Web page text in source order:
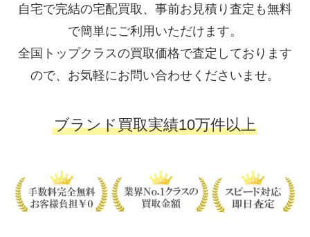
自宅で完結の宅配買取、事前お見積り査定も無料
で簡単にご利用いただけます。
全国トップクラスの買取価格で査定しております
ので、お気軽にお問い合わせくださいませ。
ブランド買取実績10万件以上